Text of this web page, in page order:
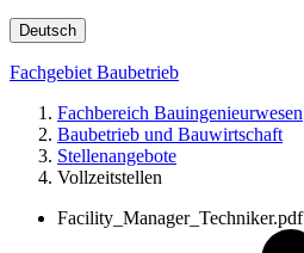
Deutsch
Fachgebiet Baubetrieb
Fachbereich Bauingenieurwesen
Baubetrieb und Bauwirtschaft
Stellenangebote
Vollzeitstellen
Facility_Manager_Techniker.pdf